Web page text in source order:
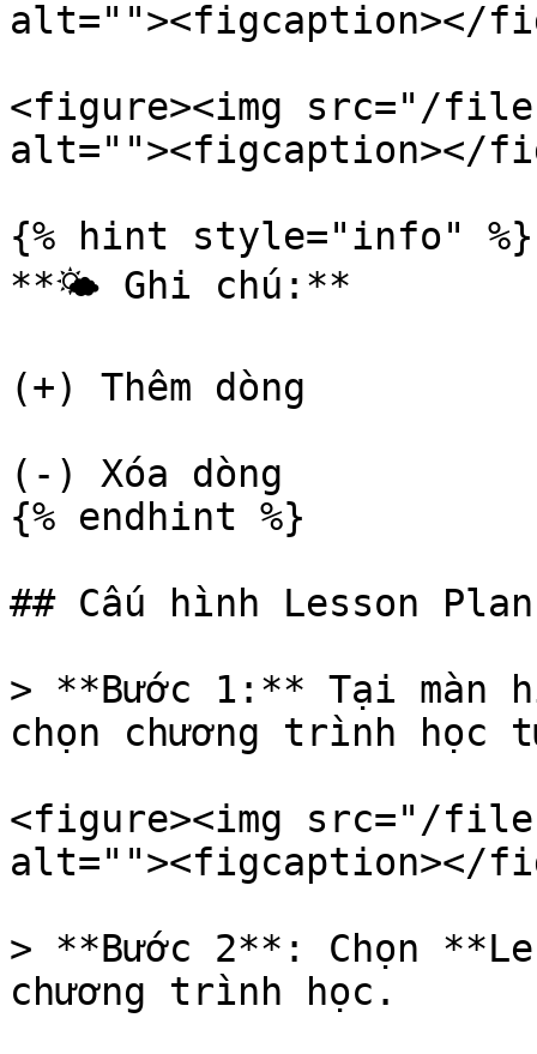
alt=""><figcaption></
<figure><img src="/
alt=""><figcaption></
{% hint style="info" %}
**🌤️ Ghi chú:**
(+) Thêm dòng
(-) Xóa dòng
{% endhint %}
## Cấu hình Lesson
> **Bước 1:** Tại màn
chọn chương trình học
<figure><img src="/files/
alt=""><figcaption></
> **Bước 2**: Chọn
chương trình học.